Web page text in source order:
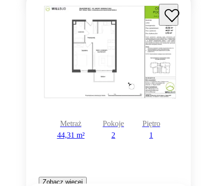
Metraż
44,31 m²
Pokoje
2
Piętro
1
Zobacz więcej